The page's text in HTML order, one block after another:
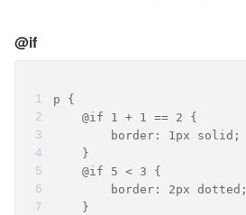
@if
p {
    @if 1 + 1 == 2 {
        border: 1px solid;
    }
    @if 5 < 3 {
        border: 2px dotted;
    }